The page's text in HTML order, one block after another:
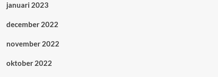
januari 2023
december 2022
november 2022
oktober 2022